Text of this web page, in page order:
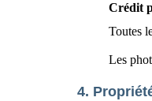
Crédit
Toutes
Les
4.